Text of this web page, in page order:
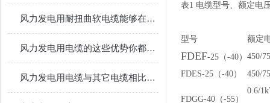
风力发电用耐扭曲软电缆能够在设备运转时承受一定的扭转力
风力发电用电缆的这些优势你都了解过吗？
风力发电用电缆与其它电缆相比的优势
表1 电缆型号、额定电
型号 额定
FDEF-25 （-40） 450/
FDES-25 （-40） 450/
FDGG-40 （-55）
0.6/